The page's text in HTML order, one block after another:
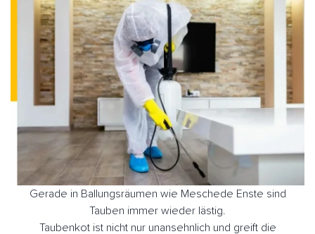
Gerade in Ballungsräumen wie Meschede Enste sind
Tauben immer wieder lästig.
Taubenkot ist nicht nur unansehnlich und greift die